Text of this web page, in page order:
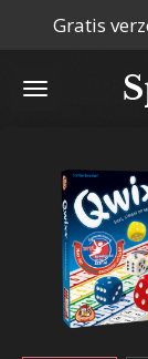
naar
Gratis